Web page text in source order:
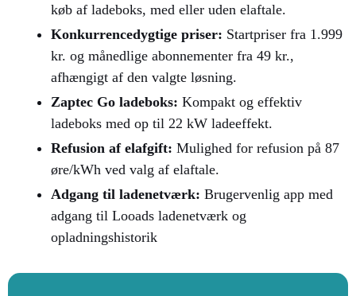
køb af ladeboks, med eller uden elaftale.​
Konkurrencedygtige priser: Startpriser fra 1.999
kr. og månedlige abonnementer fra 49 kr.,
afhængigt af den valgte løsning.​
Zaptec Go ladeboks: Kompakt og effektiv
ladeboks med op til 22 kW ladeeffekt.​
Refusion af elafgift: Mulighed for refusion på 87
øre/kWh ved valg af elaftale.​
Adgang til ladenetværk: Brugervenlig app med
adgang til Looads ladenetværk og
opladningshistorik